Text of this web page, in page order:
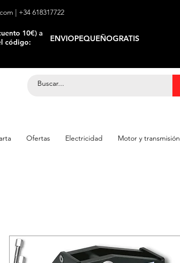
| +34 618317722
10€) a
código:
ENVIOPEQUEÑOGRATIS
Ofertas Electricidad Motor y transmisión